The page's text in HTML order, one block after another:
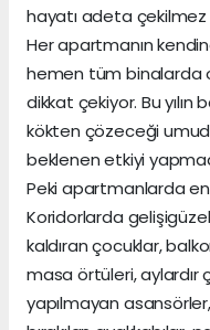
hayatı adeta çekilmez
Her apartmanın
hemen tüm binalarda
dikkat çekiyor. Bu
kökten çözeceği
beklenen etkiyi
Peki apartmanlarda
Koridorlarda
kaldıran çocuklar,
masa örtüleri, aylardır
yapılmayan